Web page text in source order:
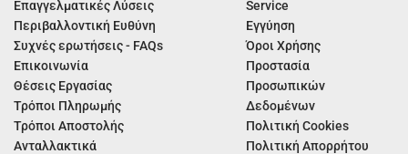
Επαγγελματικές Λύσεις
Περιβαλλοντική Ευθύνη
Συχνές ερωτήσεις - FAQs
Επικοινωνία
Θέσεις Εργασίας
Τρόποι Πληρωμής
Τρόποι Αποστολής
Ανταλλακτικά
Service
Εγγύηση
Όροι Χρήσης
Προστασία
Προσωπικών
Δεδομένων
Πολιτική Cookies
Πολιτική Απορρήτου